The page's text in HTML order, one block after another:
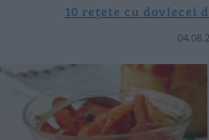
10 rețete cu dovlecei